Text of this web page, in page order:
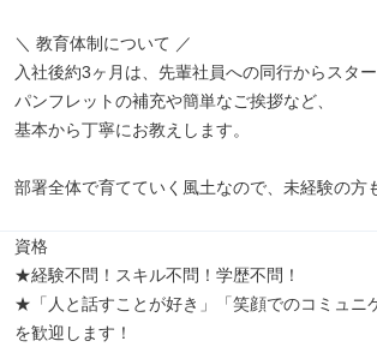
＼ 教育体制について ／
入社後約3ヶ月は、先輩社員への同行からスター
パンフレットの補充や簡単なご挨拶など、
基本から丁寧にお教えします。
部署全体で育てていく風土なので、未経験の方
資格
★経験不問！スキル不問！学歴不問！
★「人と話すことが好き」「笑顔でのコミュニ
を歓迎します！